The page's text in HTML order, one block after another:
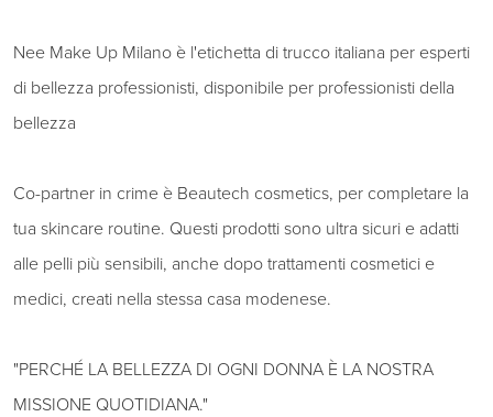
Nee Make Up Milano è l'etichetta di trucco italiana per esperti
di bellezza professionisti, disponibile per professionisti della
bellezza
Co-partner in crime è Beautech cosmetics, per completare la
tua skincare routine. Questi prodotti sono ultra sicuri e adatti
alle pelli più sensibili, anche dopo trattamenti cosmetici e
medici, creati nella stessa casa modenese.
"PERCHÉ LA BELLEZZA DI OGNI DONNA È LA NOSTRA
MISSIONE QUOTIDIANA."